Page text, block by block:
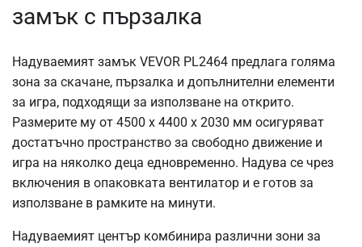
замък с пързалка
Надуваемият замък VEVOR PL2464 предлага голяма
зона за скачане, пързалка и допълнителни елементи
за игра, подходящи за използване на открито.
Размерите му от 4500 x 4400 x 2030 мм осигуряват
достатъчно пространство за свободно движение и
игра на няколко деца едновременно. Надува се чрез
включения в опаковката вентилатор и е готов за
използване в рамките на минути.
Надуваемият център комбинира различни зони за